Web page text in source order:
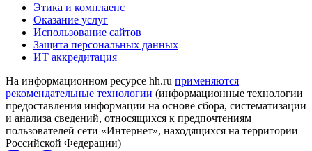
Этика и комплаенс
Оказание услуг
Использование сайтов
Защита персональных данных
ИТ аккредитация
На информационном ресурсе hh.ru применяются
рекомендательные технологии (информационные технологии
предоставления информации на основе сбора, систематизации
и анализа сведений, относящихся к предпочтениям
пользователей сети «Интернет», находящихся на территории
Российской Федерации)